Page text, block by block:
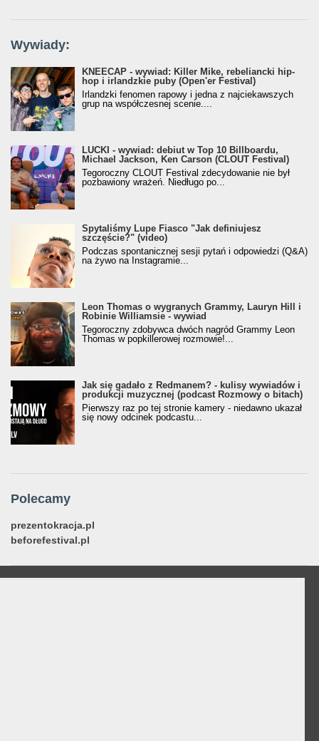
Wywiady:
KNEECAP - wywiad: Killer Mike, rebeliancki hip-
hop i irlandzkie puby (Open'er Festival)
Irlandzki fenomen rapowy i jedna z najciekawszych
grup na współczesnej scenie....
LUCKI - wywiad: debiut w Top 10 Billboardu,
Michael Jackson, Ken Carson (CLOUT Festival)
Tegoroczny CLOUT Festival zdecydowanie nie był
pozbawiony wrażeń. Niedługo po...
Spytaliśmy Lupe Fiasco "Jak definiujesz
szczęście?" (video)
Podczas spontanicznej sesji pytań i odpowiedzi (Q&A)
na żywo na Instagramie...
Leon Thomas o wygranych Grammy, Lauryn Hill i
Robinie Williamsie - wywiad
Tegoroczny zdobywca dwóch nagród Grammy Leon
Thomas w popkillerowej rozmowie!...
Jak się gadało z Redmanem? - kulisy wywiadów i
produkcji muzycznej (podcast Rozmowy o bitach)
Pierwszy raz po tej stronie kamery - niedawno ukazał
się nowy odcinek podcastu...
Polecamy
prezentokracja.pl
beforefestival.pl